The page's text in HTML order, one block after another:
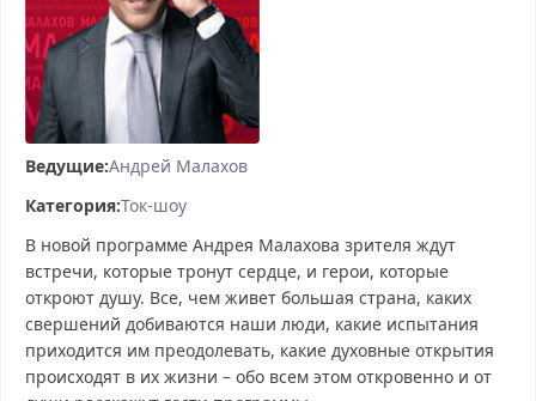
Ведущие:Андрей Малахов
Категория:Ток-шоу
В новой программе Андрея Малахова зрителя ждут
встречи, которые тронут сердце, и герои, которые
откроют душу. Все, чем живет большая страна, каких
свершений добиваются наши люди, какие испытания
приходится им преодолевать, какие духовные открытия
происходят в их жизни – обо всем этом откровенно и от